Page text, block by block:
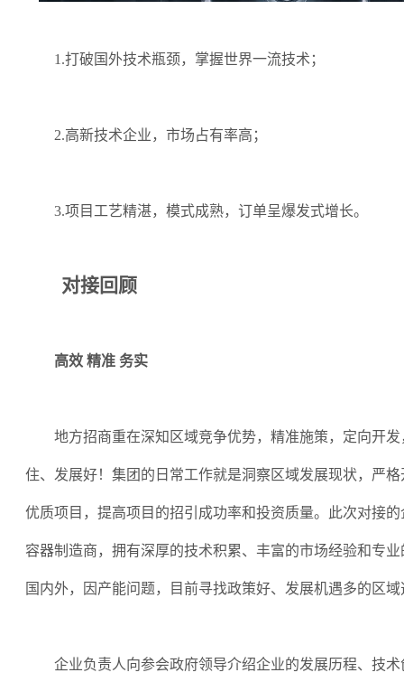
1.打破国外技术瓶颈，掌握世界一流技术；
2.高新技术企业，市场占有率高；
3.项目工艺精湛，模式成熟，订单呈爆发式增长。
对接回顾
高效 精准 务实
地方招商重在深知区域竞争优势，精准施策，定向开发
住、发展好！集团的日常工作就是洞察区域发展现状，严
优质项目，提高项目的招引成功率和投资质量。此次对接
容器制造商，拥有深厚的技术积累、丰富的市场经验和专
国内外，因产能问题，目前寻找政策好、发展机遇多的区
企业负责人向参会政府领导介绍企业的发展历程、技术